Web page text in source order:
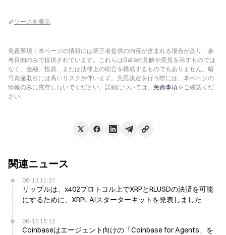
ソースを表示
免責事項：本ページの情報には第三者提供の内容が含まれる場合があり、参
考目的のみで提供されています。これらはGateの見解や意見を示すものでは
なく、金融、投資、または法律上の助言を構成するものでもありません。暗
号資産取引には高いリスクが伴います。意思決定を行う際には、本ページの
情報のみに依存しないでください。詳細については、 免責事項をご確認くだ
さい。
関連ニュース
06-13 11:37
リップルは、x402プロトコル上でXRPとRLUSDの決済を可能
にするために、XRPL AIスターターキットを発表しました
06-12 15:12
Coinbaseはエージェント向けの「Coinbase for Agents」を